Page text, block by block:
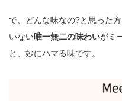
で、どんな味なの?と思った
いない唯一無二の味わいがミ
と、妙にハマる味です。